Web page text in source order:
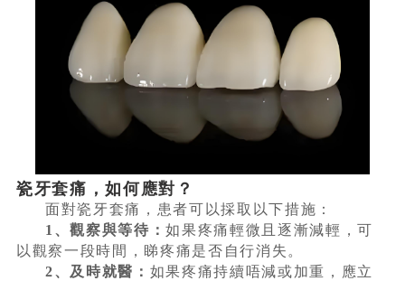
瓷牙套痛，如何應對？
面對瓷牙套痛，患者可以採取以下措施：
1、觀察與等待：如果疼痛輕微且逐漸減輕，可
以觀察一段時間，睇疼痛是否自行消失。
2、及時就醫： 如果疼痛持續唔減或加重，應立